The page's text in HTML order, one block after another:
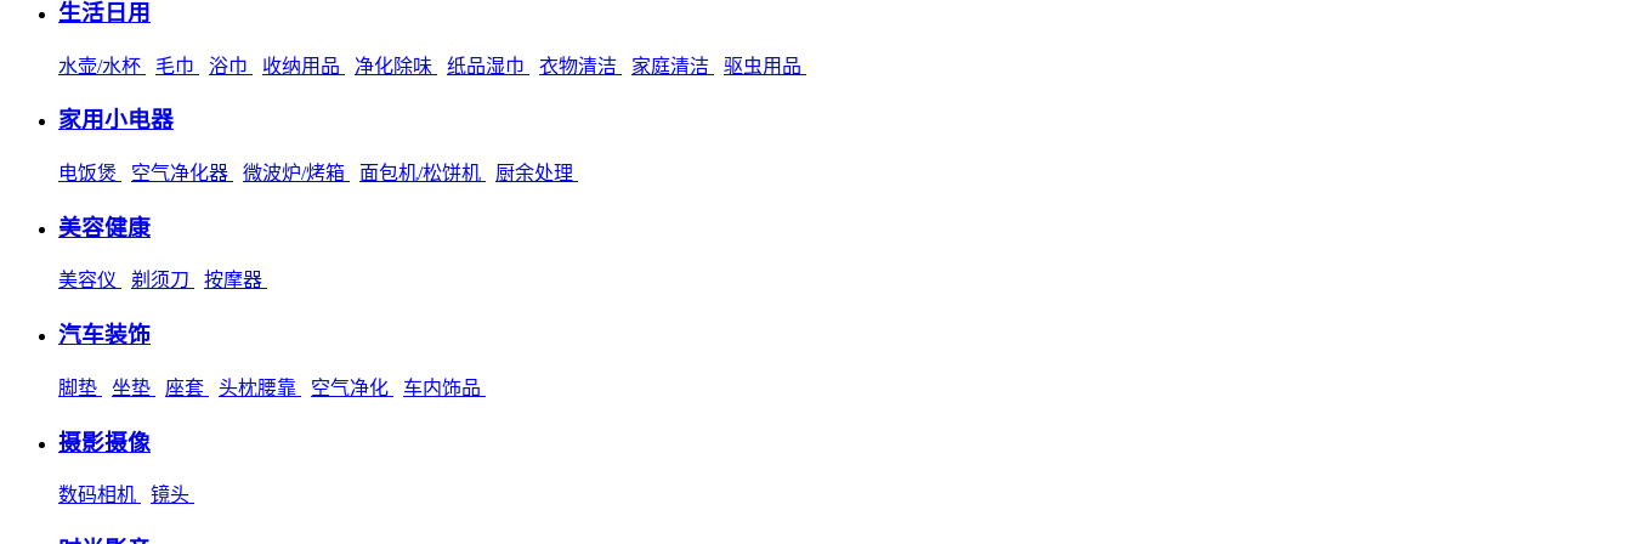
生活日用
水壶/水杯 毛巾 浴巾 收纳用品 净化除味 纸品湿巾 衣物清洁 家庭清洁 驱虫用品
家用小电器
电饭煲 空气净化器 微波炉/烤箱 面包机/松饼机 厨余处理
美容健康
美容仪 剃须刀 按摩器
汽车装饰
脚垫 坐垫 座套 头枕腰靠 空气净化 车内饰品
摄影摄像
数码相机 镜头